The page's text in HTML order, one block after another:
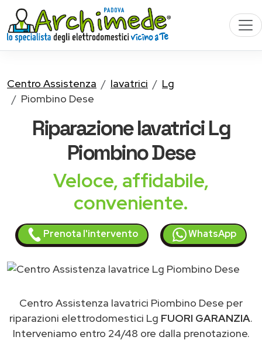
Centro Assistenza lavatrici
Lg
Piombino Dese
Riparazionelavatrici Lg
Piombino Dese
Veloce, affidabile,
conveniente.
Prenota l'intervento WhatsApp
Centro Assistenza lavatrici Piombino Dese per
riparazioni elettrodomestici Lg FUORI GARANZIA.
Interveniamo entro 24/48 ore dalla prenotazione.